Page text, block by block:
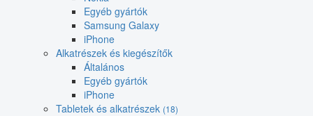
Egyéb gyártók
Samsung Galaxy
iPhone
Alkatrészek és kiegészítők
Általános
Egyéb gyártók
iPhone
Tabletek és alkatrészek (18)